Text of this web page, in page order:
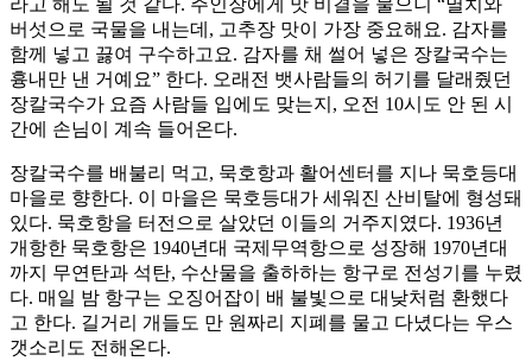
라고 해도 될 것 같다. 주인장에게 맛 비결을 물으니 “멸치와
버섯으로 국물을 내는데, 고추장 맛이 가장 중요해요. 감자를
함께 넣고 끓여 구수하고요. 감자를 채 썰어 넣은 장칼국수는
흉내만 낸 거예요” 한다. 오래전 뱃사람들의 허기를 달래줬던
장칼국수가 요즘 사람들 입에도 맞는지, 오전 10시도 안 된 시
간에 손님이 계속 들어온다.
장칼국수를 배불리 먹고, 묵호항과 활어센터를 지나 묵호등대
마을로 향한다. 이 마을은 묵호등대가 세워진 산비탈에 형성돼
있다. 묵호항을 터전으로 살았던 이들의 거주지였다. 1936년
개항한 묵호항은 1940년대 국제무역항으로 성장해 1970년대
까지 무연탄과 석탄, 수산물을 출하하는 항구로 전성기를 누렸
다. 매일 밤 항구는 오징어잡이 배 불빛으로 대낮처럼 환했다
고 한다. 길거리 개들도 만 원짜리 지폐를 물고 다녔다는 우스
갯소리도 전해온다.